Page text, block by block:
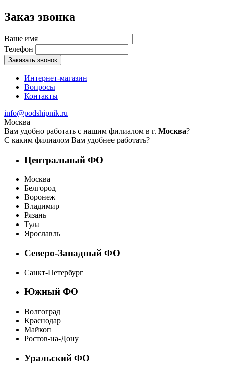
Заказ звонка
Ваше имя
Телефон
Заказать звонок
Интернет-магазин
Вопросы
Контакты
info@podshipnik.ru
Москва
Вам удобно работать с нашим филиалом в г. Москва?
С каким филиалом Вам удобнее работать?
Центральный ФО
Москва
Белгород
Воронеж
Владимир
Рязань
Тула
Ярославль
Северо-Западный ФО
Санкт-Петербург
Южный ФО
Волгоград
Краснодар
Майкоп
Ростов-на-Дону
Уральский ФО